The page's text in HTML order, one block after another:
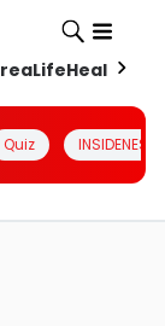
LifeHealth
Quiz INSIDENESIA